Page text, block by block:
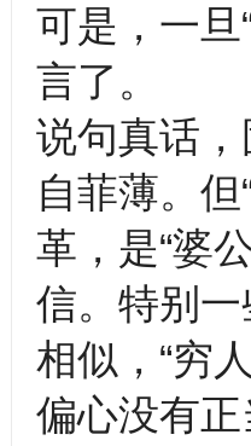
可是，一旦
言了。
说句真话，
自菲薄。
革，是“婆
信。特别一
相似，“穷
偏心没有